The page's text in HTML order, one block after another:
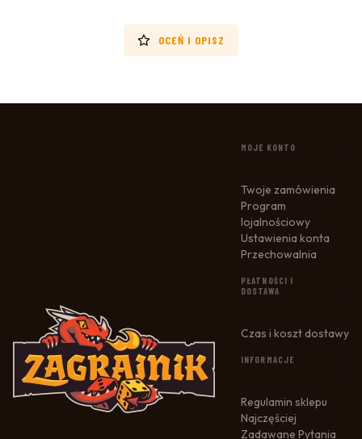
OCEŃ I OPISZ
LINKI W STOPCE
MOJE KONTO
Twoje zamówienia
Program
lojalnościowy
Ustawienia konta
Przechowalnia
PŁATNOŚCI I
DOSTAWA
Czas i koszt dostawy
INFORMACJE
Regulamin sklepu
Najczęściej
Zadawane Pytania